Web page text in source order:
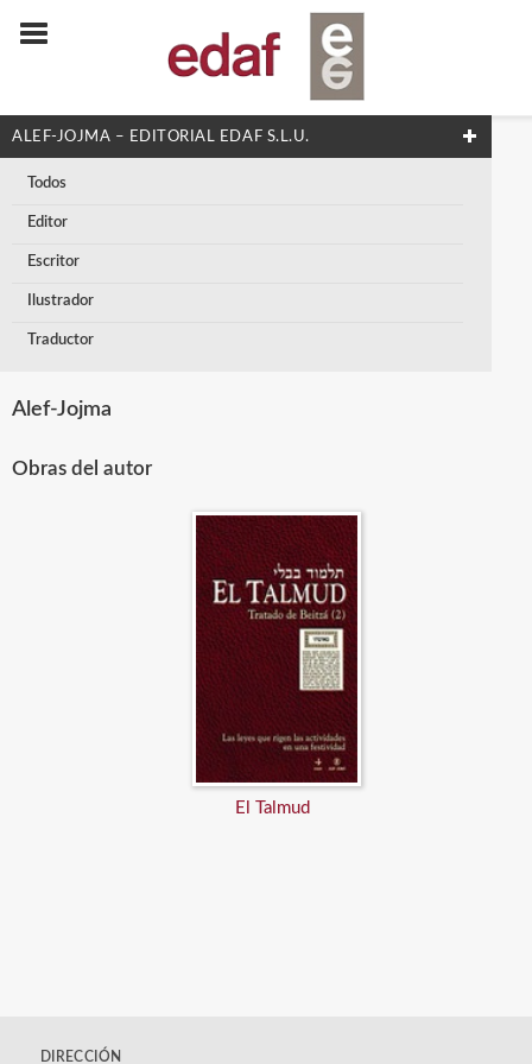
ALEF-JOJMA – EDITORIAL EDAF S.L.U.
Todos
Editor
Escritor
Ilustrador
Traductor
Alef-Jojma
Obras del autor
El Talmud
DIRECCIÓN